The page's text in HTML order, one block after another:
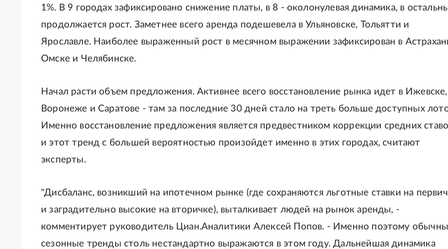
1%. В 9 городах зафиксировано снижение платы, в 8 - околонулевая динамика, в
продолжается рост. Заметнее всего аренда подешевела в Ульяновске, Тольятти и
Ярославле. Наиболее выраженный рост в месячном выражении зафиксирован в
Омске и Челябинске.
Начал расти объем предложения. Активнее всего восстановление рынка идет в Ижевске,
Воронеже и Саратове - там за последние 30 дней стало на треть больше доступных
Именно восстановление предложения является предвестником коррекции средних
и этот тренд с большей вероятностью произойдет именно в этих городах, считают
эксперты.
"Дисбаланс, возникший на ипотечном рынке (где сохраняются льготные ставки на
и заградительно высокие на вторичке), выталкивает людей на рынок аренды, -
комментирует руководитель Циан.Аналитики Алексей Попов. - Именно поэтому
сезонные тренды столь нестандартно выражаются в этом году. Дальнейшая динамика